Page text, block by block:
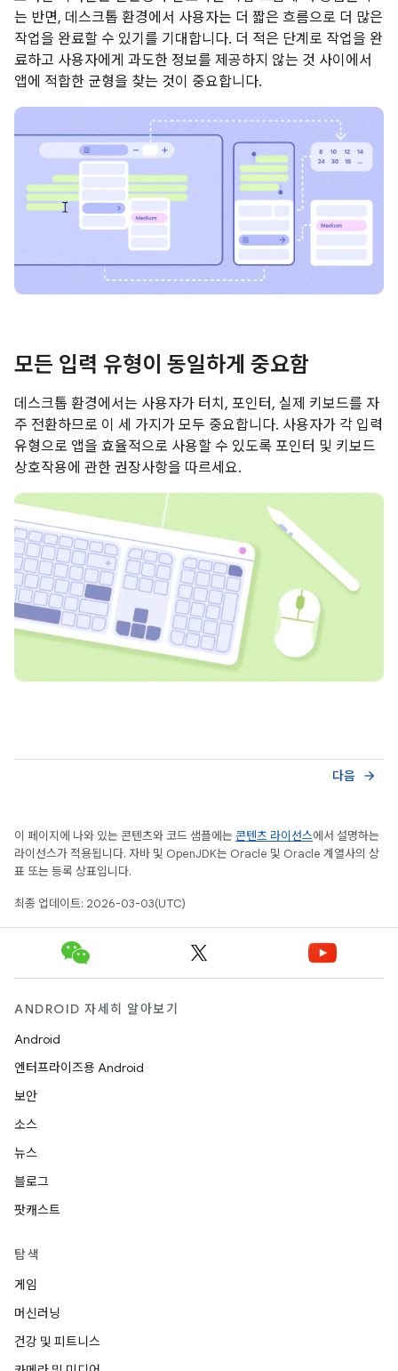
는 반면, 데스크톱 환경에서 사용자는 더 짧은 흐름으로 더 많은
작업을 완료할 수 있기를 기대합니다. 더 적은 단계로 작업을 완
료하고 사용자에게 과도한 정보를 제공하지 않는 것 사이에서
앱에 적합한 균형을 찾는 것이 중요합니다.
모든 입력 유형이 동일하게 중요함
데스크톱 환경에서는 사용자가 터치, 포인터, 실제 키보드를 자
주 전환하므로 이 세 가지가 모두 중요합니다. 사용자가 각 입력
유형으로 앱을 효율적으로 사용할 수 있도록 포인터 및 키보드
상호작용에 관한 권장사항을 따르세요.
다음 arrow_forward
이 페이지에 나와 있는 콘텐츠와 코드 샘플에는 콘텐츠 라이선스에서 설명하는
라이선스가 적용됩니다. 자바 및 OpenJDK는 Oracle 및 Oracle 계열사의 상
표 또는 등록 상표입니다.
최종 업데이트: 2026-03-03(UTC)
ANDROID 자세히 알아보기
Android
엔터프라이즈용 Android
보안
소스
뉴스
블로그
팟캐스트
탐색
게임
머신러닝
건강 및 피트니스